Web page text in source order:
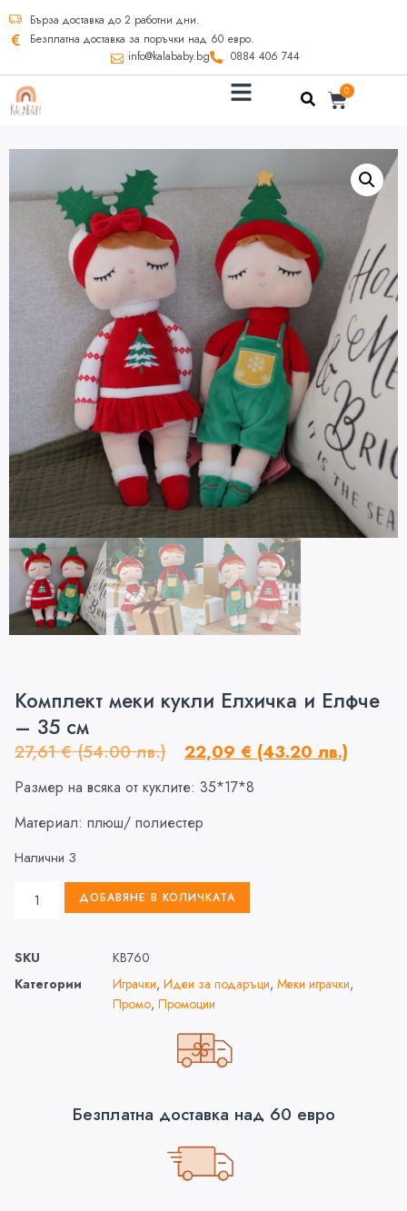
Бърза доставка до 2 работни дни.
Безплатна доставка за поръчки над 60 евро.
info@kalababy.bg
0884 406 744
0
Комплект меки кукли Елхичка и Елфче
– 35 см
27,61€ (54.00 лв.) 22,09 € (43.20 лв.)
Размер на всяка от куклите: 35*17*8
Материал: плюш/ полиестер
Налични 3
ДОБАВЯНЕ В КОЛИЧКАТА
SKU
KB760
Категории
Играчки, Идеи за подаръци, Меки играчки,
Промо, Промоции
Безплатна доставка над 60 евро